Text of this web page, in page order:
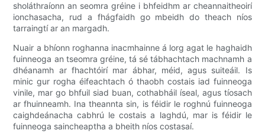
sholáthraíonn an seomra gréine i bhfeidhm ar cheannaitheoirí
ionchasacha, rud a fhágfaidh go mbeidh do theach níos
tarraingtí ar an margadh.
Nuair a bhíonn roghanna inacmhainne á lorg agat le haghaidh
fuinneoga an tseomra gréine, tá sé tábhachtach machnamh a
dhéanamh ar fhachtóirí mar ábhar, méid, agus suiteáil. Is
minic gur rogha éifeachtach ó thaobh costais iad fuinneoga
vinile, mar go bhfuil siad buan, cothabháil íseal, agus tíosach
ar fhuinneamh. Ina theannta sin, is féidir le roghnú fuinneoga
caighdeánacha cabhrú le costais a laghdú, mar is féidir le
fuinneoga saincheaptha a bheith níos costasaí.